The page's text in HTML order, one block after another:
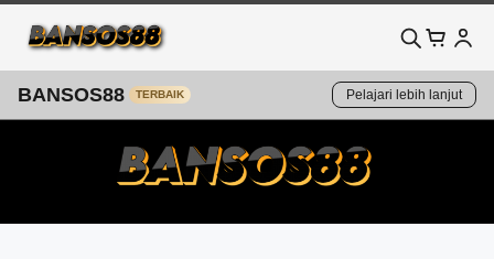
BANSOS88 TERBAIK Pelajari lebih lanjut